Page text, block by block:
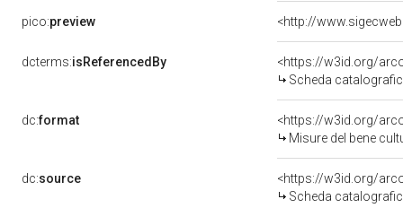
pico:preview <http://
dcterms:isReferencedBy
<https://w3id.org/
Scheda
dc:format
<https://w3id.org/
Misure del bene
dc:source
<https://w3id.org/
Scheda